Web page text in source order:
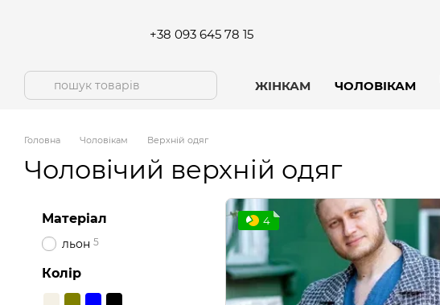
+38 093 645 78 15
ЖІНКАМ ЧОЛОВІКАМ
Головна Чоловікам Верхній одяг
Чоловічий верхній одяг
4
Матеріал
льон 5
Колір